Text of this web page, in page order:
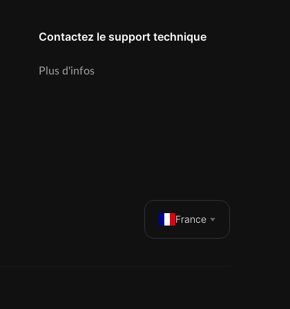
Contactez le support technique
Plus d'infos
France